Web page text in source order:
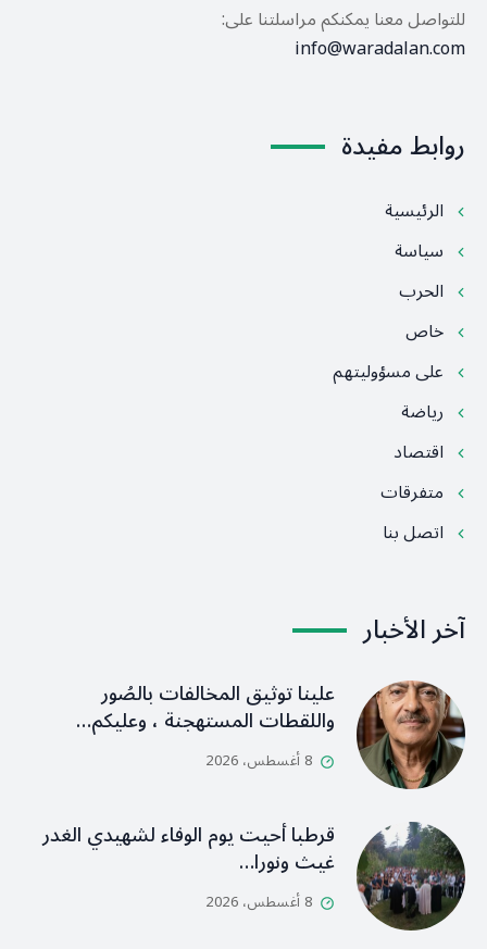
للتواصل معنا يمكنكم مراسلتنا على:
info@waradalan.com
روابط مفيدة
الرئيسية
سياسة
الحرب
خاص
على مسؤوليتهم
رياضة
اقتصاد
متفرقات
اتصل بنا
آخر الأخبار
علينا توثيق المخالفات بالصُور
واللقطات المستهجنة ، وعليكم…
8 أغسطس، 2026
قرطبا أحيت يوم الوفاء لشهيدي الغدر
غيث ونورا…
8 أغسطس، 2026